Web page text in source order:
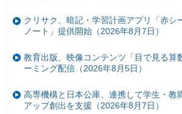
クリサク、暗記・学習計画アプリ「赤シ
ノート」提供開始（2026年8月7日）
教育出版、映像コンテンツ「目で見る算
ーミング配信（2026年8月5日）
高専機構と日本公庫、連携して学生・教
アップ創出を支援（2026年8月7日）